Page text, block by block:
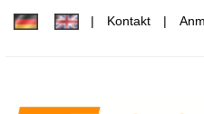
Kontakt